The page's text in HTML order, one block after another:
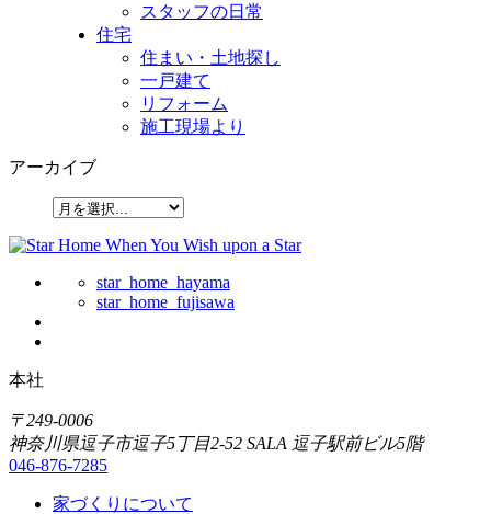
スタッフの日常
住宅
住まい・土地探し
一戸建て
リフォーム
施工現場より
アーカイブ
star_home_hayama
star_home_fujisawa
本社
〒249-0006
神奈川県逗子市逗子5丁目2-52 SALA 逗子駅前ビル5階
046-876-7285
家づくりについて